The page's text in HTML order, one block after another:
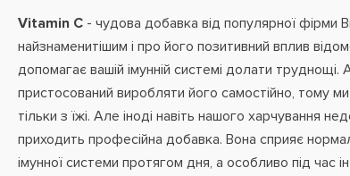
Vitamin C - чудова добавка від популярної фірми
найзнаменитішим і про його позитивний вплив
допомагає вашій імунній системі долати
пристосований виробляти його самостійно, тому
тільки з їжі. Але іноді навіть нашого харчування
приходить професійна добавка. Вона сприяє
імунної системи протягом дня, а особливо під час